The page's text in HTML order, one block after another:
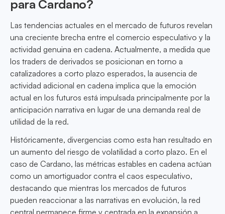
para Cardano?
Las tendencias actuales en el mercado de futuros revelan
una creciente brecha entre el comercio especulativo y la
actividad genuina en cadena. Actualmente, a medida que
los traders de derivados se posicionan en torno a
catalizadores a corto plazo esperados, la ausencia de
actividad adicional en cadena implica que la emoción
actual en los futuros está impulsada principalmente por la
anticipación narrativa en lugar de una demanda real de
utilidad de la red.
Históricamente, divergencias como esta han resultado en
un aumento del riesgo de volatilidad a corto plazo. En el
caso de Cardano, las métricas estables en cadena actúan
como un amortiguador contra el caos especulativo,
destacando que mientras los mercados de futuros
pueden reaccionar a las narrativas en evolución, la red